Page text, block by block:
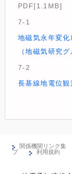
PDF[1.1MB]
7-1
地磁気永年変
（地磁気研究グ
7-2
長基線地電位観
関係機関リンク集
プ
利用規約